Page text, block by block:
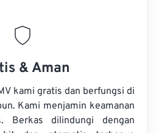
& Aman
kami gratis dan berfungsi di
Kami menjamin keamanan
Berkas dilindungi dengan